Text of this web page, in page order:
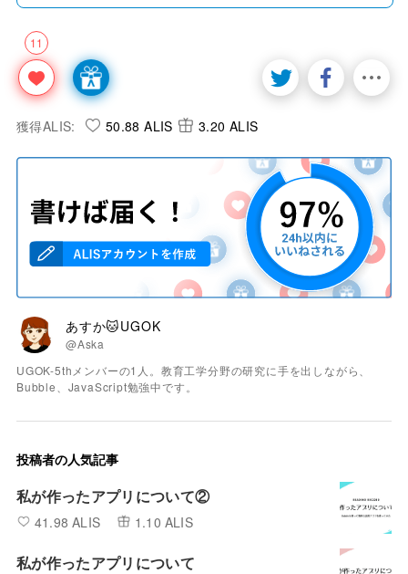
11
獲得ALIS: 50.88 ALIS 3.20 ALIS
あすか🐱UGOK
@Aska
UGOK-5thメンバーの1人。教育工学分野の研究に手を出しながら、
Bubble、JavaScript勉強中です。
投稿者の人気記事
私が作ったアプリについて②
41.98 ALIS 1.10 ALIS
私が作ったアプリについて